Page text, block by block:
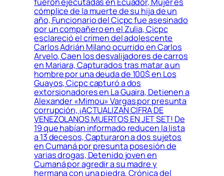
cómplice de la muerte de su hija de un
año, Funcionario del Cicpc fue asesinado
por un compañero en el Zulia, Cicpc
esclareció el crímen del adolescente
Carlos Adrián Milano ocurrido en Carlos
Arvelo, Caen los desvalijadores de carros
en Mariara, Capturados tras matar a un
hombre por una deuda de 100$ en Los
Guayos, Cicpc capturó a dos
extorsionadores en La Guaira, Detienen a
Alexander «Mimou» Vargas por presunta
corrupción, ¡ACTUALIZAN CIFRA DE
VENEZOLANOS MUERTOS EN JET SET! De
19 que habían informado reducen la lista
a 13 decesos, Capturaron a dos sujetos
en Cumaná por presunta posesión de
varias drogas, Detenido joven en
Cumaná por agredir a su madre y
hermana con una piedra, Crónica del